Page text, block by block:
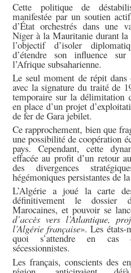
Cette politique de
manifestée par un soutien
d’État orchestrés dans une
Niger à la Mauritanie durant la
l’objectif d’isoler
d’étendre son influence
l’Afrique subsaharienne.
Le seul moment de répit dans
avec la signature du traité de
temporaire sur la délimitation
en place d’un projet
de fer de Gara jebilet.
Ce rapprochement, bien que
une possibilité de coopération
pays. Cependant, cette
effacée au profit d’un retour
des divergences
hégémoniques persistantes de
L’Algérie a joué la carte
définitivement le dossier
Marocaines, et pouvoir se
d’accès vers l’Atlantique,
l’Algérie française». Les états-
quoi s’attendre en cas
sécessionnistes.
Les français, conscients des